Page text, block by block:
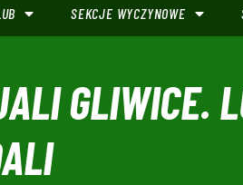
SEKCJE WYCZYNOWE
GLIWICE.